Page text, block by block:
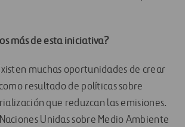
más de esta iniciativa?
muchas oportunidades de crear
resultado de políticas sobre
que reduzcan las emisiones.
Unidas sobre Medio Ambiente